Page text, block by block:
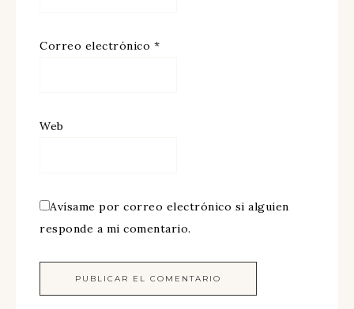
Correo electrónico *
Web
Avísame por correo electrónico si alguien
responde a mi comentario.